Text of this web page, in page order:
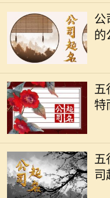
公
的
五
特
五
司